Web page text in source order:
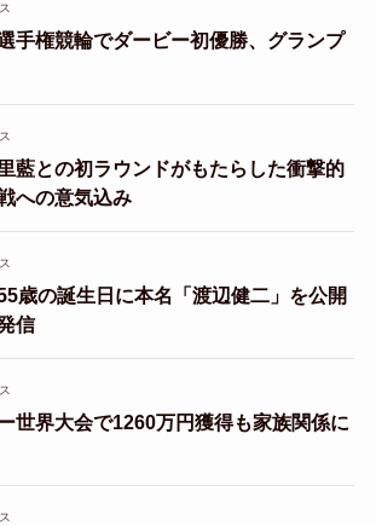
手権競輪でダービー初優勝、グランプ
藍との初ラウンドがもたらした衝撃的
への意気込み
歳の誕生日に本名「渡辺健二」を公開
信
世界大会で1260万円獲得も家族関係に